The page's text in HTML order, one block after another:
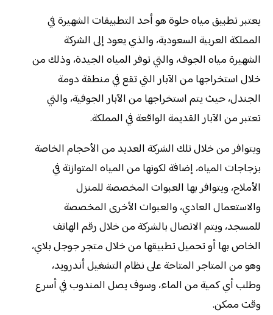
يعتبر تطبيق مياه حلوة هو أحد التطبيقات الشهيرة في
المملكة العربية السعودية، والذي يعود إلى الشركة
الشهيرة مياه الجوف، والتي توفر المياه الجيدة، وذلك من
خلال استخراجها من الآبار التي تقع في منطقة دومة
الجندل، حيث يتم استخراجها من الآبار الجوفية، والتي
تعتبر من الآبار القديمة الواقعة في المملكة.
ويتوافر من خلال تلك الشركة العديد من الأحجام الخاصة
بزجاجات المياه، إضافة لكونها من المياه المتوازنة في
الأملاح، ويتوافر بها العبوات المخصصة للمنزل
والاستعمال العادي، والعبوات الأخرى المخصصة
للمسجد، ويتم الاتصال بالشركة من خلال رقم الهاتف
الخاص بها أو تحميل تطبيقها من خلال متجر جوجل بلاي،
وهو من المتاجر المتاحة على نظام التشغيل أندرويد،
وطلب أي كمية من الماء، وسوف يصل المندوب في أسرع
وقت ممكن.